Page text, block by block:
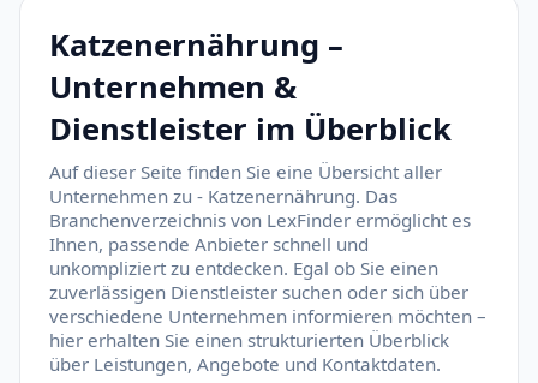
Katzenernährung –
Unternehmen &
Dienstleister im Überblick
Auf dieser Seite finden Sie eine Übersicht aller
Unternehmen zu - Katzenernährung. Das
Branchenverzeichnis von LexFinder ermöglicht es
Ihnen, passende Anbieter schnell und
unkompliziert zu entdecken. Egal ob Sie einen
zuverlässigen Dienstleister suchen oder sich über
verschiedene Unternehmen informieren möchten –
hier erhalten Sie einen strukturierten Überblick
über Leistungen, Angebote und Kontaktdaten.